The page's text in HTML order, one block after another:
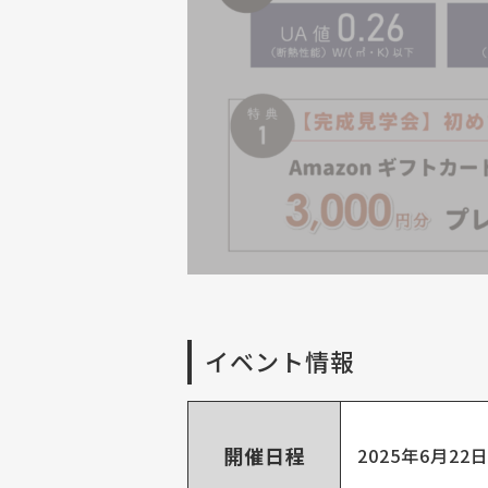
イベント情報
開催日程 2025年6月22